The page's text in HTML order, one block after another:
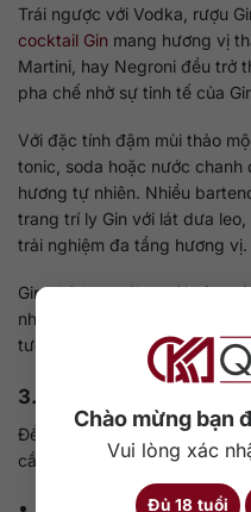
Chào mừng bạn
Vui lòng xác
Đủ 18 tuổi
Trái ngược với Vodka, rượu
cocktail Gin mang hương vị
Martini, hay Negroni đều trở
pha chế nhờ sự tinh tế của
Với đặc tính đậm mùi thảo
tonic, soda hoặc nước chanh
hương tự nhiên. Nhiều
trang trí ly Gin với lát dưa
trải nghiệm đa tầng hương vị.
Gin phù hợp với người yêu
nhưng có chiều sâu. Nó
tượng của phong cách sống
3.6. Cách thưởng thức
Để cảm nhận trọn vẹn hương
cần hiểu rõ nguyên tắc phục
Vodka: Nên được ướp